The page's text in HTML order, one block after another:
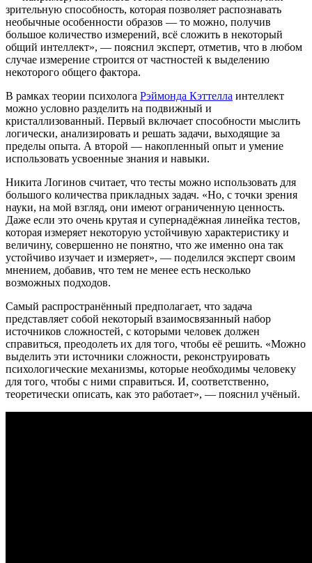
зрительную способность, которая позволяет распознавать
необычные особенности образов — то можно, получив
большое количество измерений, всё сложить в некоторый
общий интеллект», — пояснил эксперт, отметив, что в любом
случае измерение строится от частностей к выделению
некоторого общего фактора.
В рамках теории психолога Рэймонда Кэттелла интеллект
можно условно разделить на подвижный и
кристаллизованный. Первый включает способности мыслить
логически, анализировать и решать задачи, выходящие за
пределы опыта. А второй — накопленный опыт и умение
использовать усвоенные знания и навыки.
Никита Логинов считает, что тесты можно использовать для
большого количества прикладных задач. «Но, с точки зрения
науки, на мой взгляд, они имеют ограниченную ценность.
Даже если это очень крутая и супернадёжная линейка тестов,
которая измеряет некоторую устойчивую характеристику и
величину, совершенно не понятно, что же именно она так
устойчиво изучает и измеряет», — поделился эксперт своим
мнением, добавив, что тем не менее есть несколько
возможных подходов.
Самый распространённый предполагает, что задача
представляет собой некоторый взаимосвязанный набор
источников сложностей, с которыми человек должен
справиться, преодолеть их для того, чтобы её решить. «Можно
выделить эти источники сложности, реконструировать
психологические механизмы, которые необходимы человеку
для того, чтобы с ними справиться. И, соответственно,
теоретически описать, как это работает», — пояснил учёный.